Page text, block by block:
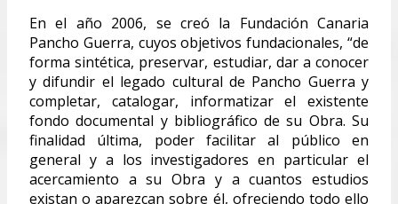
En el año 2006, se creó la Fundación Canaria
Pancho Guerra, cuyos objetivos fundacionales, “de
forma sintética, preservar, estudiar, dar a conocer
y difundir el legado cultural de Pancho Guerra y
completar, catalogar, informatizar el existente
fondo documental y bibliográfico de su Obra. Su
finalidad última, poder facilitar al público en
general y a los investigadores en particular el
acercamiento a su Obra y a cuantos estudios
existan o aparezcan sobre él, ofreciendo todo ello